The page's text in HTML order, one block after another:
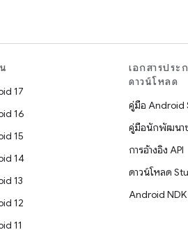
17
16
15
14
13
12
11
เอกสารประ
ดาวน์โหลด
คู่มือ Android
คู่มือนักพัฒนา
การอ้างอิง API
ดาวน์โหลด
Android NDK